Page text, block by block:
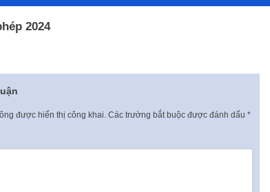
2024
được hiển thị công khai. Các trường bắt buộc được đánh dấu *